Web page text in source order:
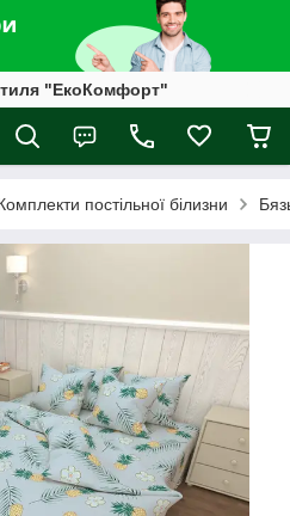
"ЕкоКомфорт"
постільної білизни